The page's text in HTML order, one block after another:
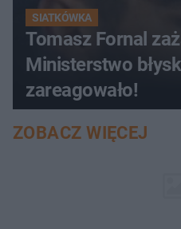
SIATKÓWKA
Tomasz Fornal
Ministerstwo
zareagowało!
ZOBACZ WIĘCEJ